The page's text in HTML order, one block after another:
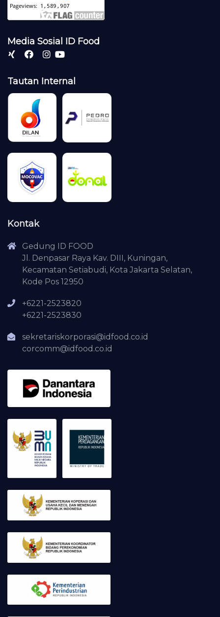
Media Sosial ID Food
Tautan Internal
Kontak
Gedung ID FOOD
Jl. Denpasar Raya Kav. DIII, Kuningan,
Kecamatan Setiabudi, Kota Jakarta Selatan,
Kode Pos 12950
+6221-2523820
+6221-2523830
sekretariskorporasi@idfood.co.id
corcomm@idfood.co.id